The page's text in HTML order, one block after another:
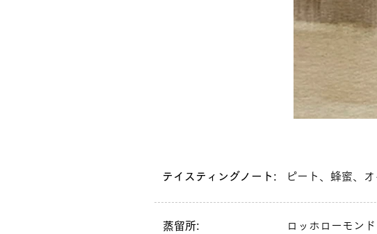
テイスティングノート: ピート、蜂蜜、
蒸留所: ロッホローモンド